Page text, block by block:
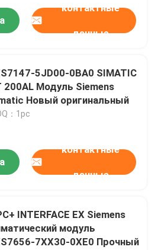
контактные
данные
5JD00-0BA0 SIMATIC
200AL Модуль Siemens
Новый оригинальный
：1pc
контактные
данные
INTERFACE EX Siemens
модуль
7XX30-0XE0 Прочный